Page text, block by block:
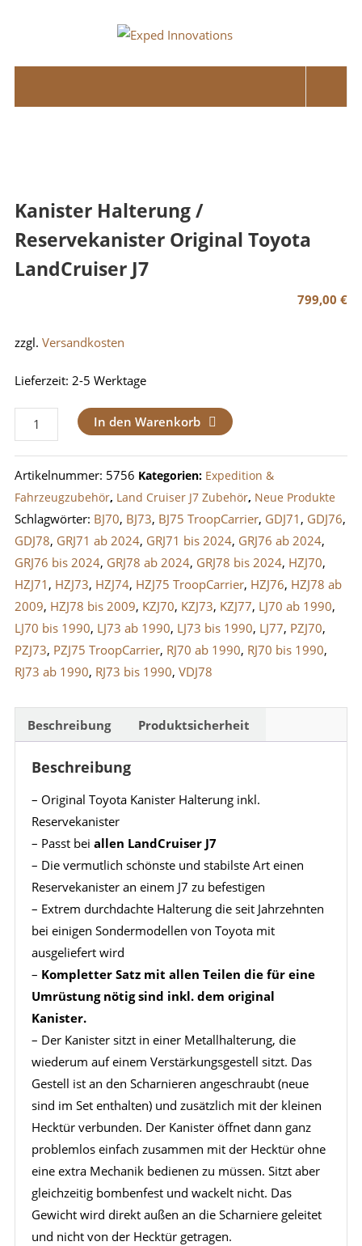
Exped
Kanister Halterung /
Reservekanister Original Toyota
LandCruiser J7
799,00€
zzgl. Versandkosten
Lieferzeit: 2-5 Werktage
Kanister
Halterung
/
Reservekanister
Original
Toyota
LandCruiser
J7
Menge
In den Warenkorb
Artikelnummer: 5756 Kategorien: Expedition &
Fahrzeugzubehör, Land Cruiser J7 Zubehör, Neue Produkte
Schlagwörter: BJ70, BJ73, BJ75 TroopCarrier, GDJ71 , GDJ76,
GDJ78, GRJ71 ab 2024, GRJ71 bis 2024, GRJ76 ab 2024,
GRJ76 bis 2024, GRJ78 ab 2024, GRJ78 bis 2024, HZJ70,
HZJ71 , HZJ73, HZJ74, HZJ75 TroopCarrier, HZJ76, HZJ78 ab
2009, HZJ78 bis 2009, KZJ70, KZJ73, KZJ77, LJ70 ab 1990,
LJ70 bis 1990, LJ73 ab 1990, LJ73 bis 1990, LJ77, PZJ70,
PZJ73, PZJ75 TroopCarrier, RJ70 ab 1990, RJ70 bis 1990,
RJ73 ab 1990, RJ73 bis 1990, VDJ78
Beschreibung Produktsicherheit
Beschreibung
– Original Toyota Kanister Halterung inkl.
Reservekanister
– Passt bei allen LandCruiser J7
– Die vermutlich schönste und stabilste Art einen
Reservekanister an einem J7 zu befestigen
– Extrem durchdachte Halterung die seit Jahrzehnten
bei einigen Sondermodellen von Toyota mit
ausgeliefert wird
– Kompletter Satz mit allen Teilen die für eine
Umrüstung nötig sind inkl. dem original
Kanister.
– Der Kanister sitzt in einer Metallhalterung, die
wiederum auf einem Verstärkungsgestell sitzt. Das
Gestell ist an den Scharnieren angeschraubt (neue
sind im Set enthalten) und zusätzlich mit der kleinen
Hecktür verbunden. Der Kanister öffnet dann ganz
problemlos einfach zusammen mit der Hecktür ohne
eine extra Mechanik bedienen zu müssen. Sitzt aber
gleichzeitig bombenfest und wackelt nicht. Das
Gewicht wird direkt außen an die Scharniere geleitet
und nicht von der Hecktür getragen.